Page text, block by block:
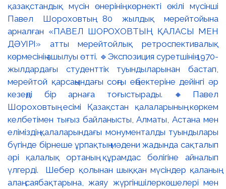
қазақстандық мүсін өнерінің көрнекті өкілі мүсінші
Павел Шороховтың 80 жылдық мерейтойына
арналған «ПАВЕЛ ШОРОХОВТЫҢ ҚАЛАСЫ МЕН
ДӘУІРІ» атты мерейтойлық ретроспективалық
көрмесінің ашылуы өтті. 🔹Экспозиция суретшінің 1970-
жылдардағы студенттік туындыларынан бастап,
мерейтой қарсаңындағы соңғы еңбектеріне дейінгі әр
кезеңді бір арнаға тоғыстырады. 🔸Павел
Шороховтың есімі Қазақстан қалаларының көркем
келбетімен тығыз байланысты, Алматы, Астана мен
еліміздің қалаларындағы монументалды туындылары
бүгінде бірнеше ұрпақтың мәдени жадында сақталып
әрі қалалық ортаның құрамдас бөлігіне айналып
үлгерді. Шебер қолынан шыққан мүсіндер қаланың
алаң-саябақтарына, жаяу жүргіншілеркөшелері мен